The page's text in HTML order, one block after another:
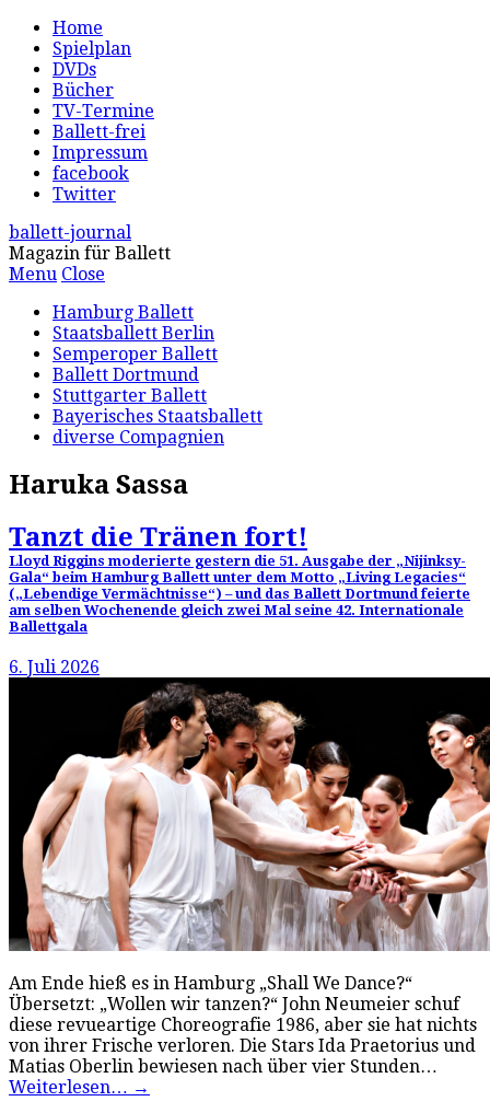
Home
Spielplan
DVDs
Bücher
TV-Termine
Ballett-frei
Impressum
facebook
Twitter
ballett-journal
Magazin für Ballett
Menu Close
Hamburg Ballett
Staatsballett Berlin
Semperoper Ballett
Ballett Dortmund
Stuttgarter Ballett
Bayerisches Staatsballett
diverse Compagnien
Haruka Sassa
Tanzt die Tränen fort!
Lloyd Riggins moderierte gestern die 51. Ausgabe der „Nijinksy-
Gala“ beim Hamburg Ballett unter dem Motto „Living Legacies“
(„Lebendige Vermächtnisse“) – und das Ballett Dortmund feierte
am selben Wochenende gleich zwei Mal seine 42. Internationale
Ballettgala
6. Juli 2026
Am Ende hieß es in Hamburg „Shall We Dance?“
Übersetzt: „Wollen wir tanzen?“ John Neumeier schuf
diese revueartige Choreografie 1986, aber sie hat nichts
von ihrer Frische verloren. Die Stars Ida Praetorius und
Matias Oberlin bewiesen nach über vier Stunden…
Weiterlesen… →